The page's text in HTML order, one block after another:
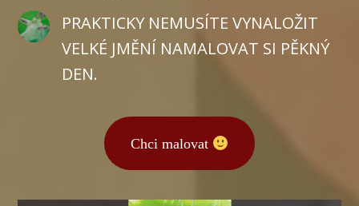
PRAKTICKY NEMUSÍTE VYNALOŽIT
VELKÉ JMĚNÍ NAMALOVAT SI PĚKNÝ
DEN.
Chci malovat